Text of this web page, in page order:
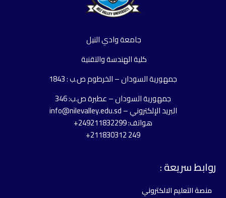
جامعة وادي النيل
كلية الهندسة والتقنية
جمهورية السودان – الخرطوم ص.ب : 1843
جمهورية السودان – عطبرة ص.ب: 346
البريد الإلكتروني – info@nilevalley.edu.sd
هواتف: 249211832299+
249 211830312+
روابط سريعة :
منصة التعليم الالكتروني